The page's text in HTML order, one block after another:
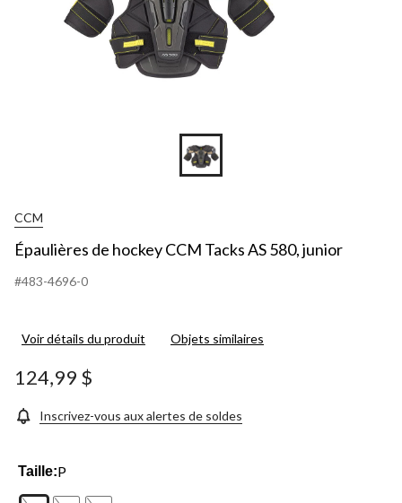
CCM
Épaulières de hockey CCM Tacks AS 580, junior
#483-4696-0
Voir détails du produit Objets similaires
124,99 $
Inscrivez-vous aux alertes de soldes
Taille:P